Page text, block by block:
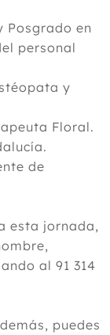
Posgrado en
personal
y
Floral.
de
esta jornada,
al 91 314
puedes